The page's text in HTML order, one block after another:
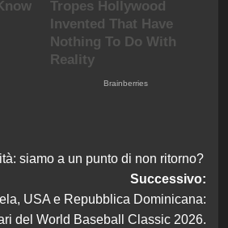
siamo a un punto di non ritorno?
Successivo:
USA e Repubblica Dominicana:
del World Baseball Classic 2026.